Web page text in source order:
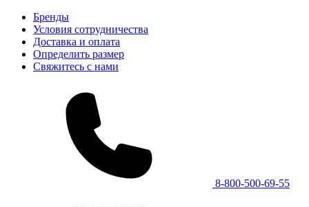
Бренды
Условия сотрудничества
Доставка и оплата
Определить размер
Свяжитесь с нами
8-800-500-69-55